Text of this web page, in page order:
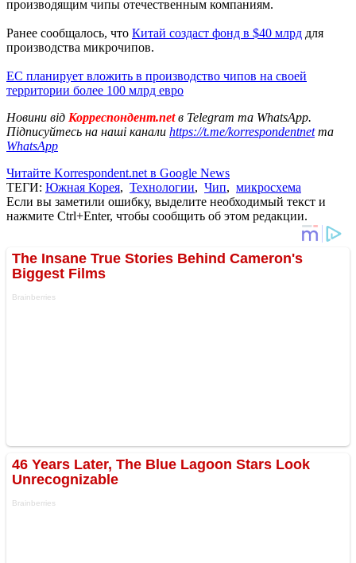
производящим чипы отечественным компаниям.
Ранее сообщалось, что Китай создаст фонд в $40 млрд для
производства микрочипов.
ЕС планирует вложить в производство чипов на своей
территории более 100 млрд евро
Новини від Корреспондент.netв Telegram та WhatsApp.
Підписуйтесь на наші канали https://t.me/korrespondentnetта
WhatsApp
Читайте Korrespondent.net в Google News
ТЕГИ: Южная Корея, Технологии, Чип, микросхема
Если вы заметили ошибку, выделите необходимый текст и
нажмите Ctrl+Enter, чтобы сообщить об этом редакции.